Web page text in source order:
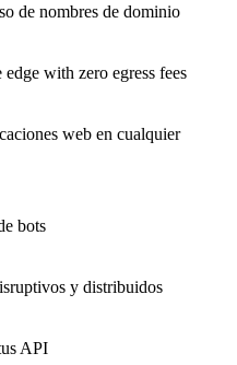
de nombres de dominio
with zero egress fees
web en cualquier
bots
y distribuidos
API